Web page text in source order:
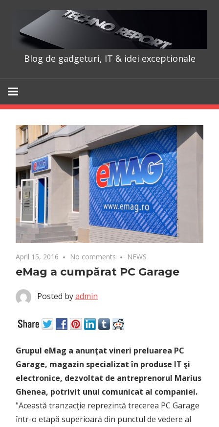
content
Blog de gadgeturi, IT & idei exceptionale
April 15, 2016 No comments NEWS
eMag a cumpărat PC Garage
Posted byadmin
Grupul eMag a anunţat vineri preluarea PC
Garage, magazin specializat în produse IT şi
electronice, dezvoltat de antreprenorul Marius
Ghenea, potrivit unui comunicat al companiei.
"Această tranzacţie reprezintă trecerea PC Garage
într-o etapă superioară din punctul de vedere al